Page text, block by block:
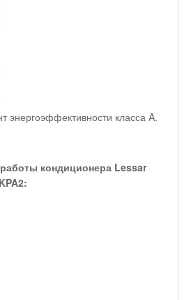
энергоэффективности класса A.
кондиционера Lessar